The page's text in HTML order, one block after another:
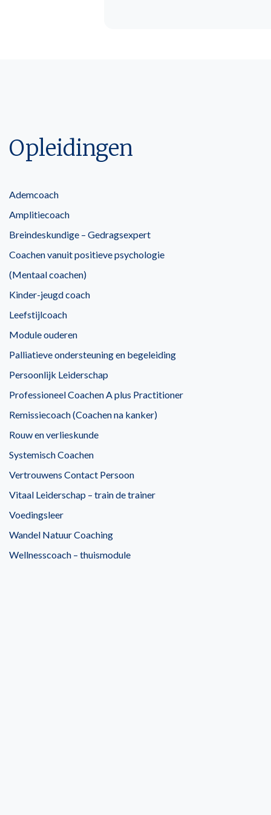
Opleidingen
Ademcoach
Amplitiecoach
Breindeskundige – Gedragsexpert
Coachen vanuit positieve psychologie
(Mentaal coachen)
Kinder-jeugd coach
Leefstijlcoach
Module ouderen
Palliatieve ondersteuning en begeleiding
Persoonlijk Leiderschap
Professioneel Coachen A plus Practitioner
Remissiecoach (Coachen na kanker)
Rouw en verlieskunde
Systemisch Coachen
Vertrouwens Contact Persoon
Vitaal Leiderschap – train de trainer
Voedingsleer
Wandel Natuur Coaching
Wellnesscoach – thuismodule